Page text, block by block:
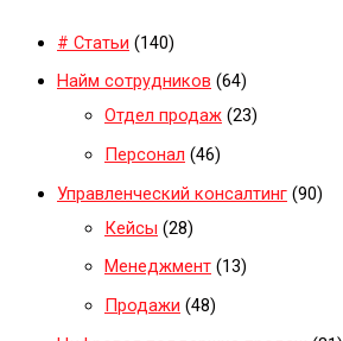
# Статьи (140)
Найм сотрудников (64)
Отдел продаж (23)
Персонал (46)
Управленческий консалтинг (90)
Кейсы (28)
Менеджмент (13)
Продажи (48)